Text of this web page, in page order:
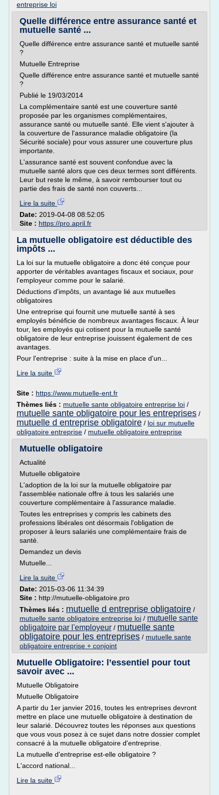
entreprise loi
Quelle différence entre assurance santé et
mutuelle santé ...
Quelle différence entre assurance santé et mutuelle santé
?
Mutuelle Entreprise
Quelle différence entre assurance santé et mutuelle santé
?
Publié le 19/03/2014
La complémentaire santé est une couverture santé
proposée par les organismes complémentaires,
assurance santé ou mutuelle santé. Elle vient s'ajouter à
la couverture de l'assurance maladie obligatoire (la
Sécurité sociale) pour vous assurer une couverture plus
importante.
L'assurance santé est souvent confondue avec la
mutuelle santé alors que ces deux termes sont différents.
Leur but reste le même, à savoir rembourser tout ou
partie des frais de santé non couverts...
Lire la suite
Date: 2019-04-08 08:52:05
Site : https://pro.april.fr
La mutuelle obligatoire est déductible des
impôts ...
La loi sur la mutuelle obligatoire a donc été conçue pour
apporter de véritables avantages fiscaux et sociaux, pour
l'employeur comme pour le salarié.
Déductions d'impôts, un avantage lié aux mutuelles
obligatoires
Une entreprise qui fournit une mutuelle santé à ses
employés bénéficie de nombreux avantages fiscaux. À leur
tour, les employés qui cotisent pour la mutuelle santé
obligatoire de leur entreprise jouissent également de ces
avantages.
Pour l'entreprise : suite à la mise en place d'un...
Lire la suite
Site : https://www.mutuelle-ent.fr
Thèmes liés : mutuelle sante obligatoire entreprise loi /
mutuelle sante obligatoire pour les entreprises /
mutuelle d entreprise obligatoire / loi sur mutuelle
obligatoire entreprise / mutuelle obligatoire entreprise
Mutuelle obligatoire
Actualité
Mutuelle obligatoire
L'adoption de la loi sur la mutuelle obligatoire par
l'assemblée nationale offre à tous les salariés une
couverture complémentaire à l'assurance maladie.
Toutes les entreprises y compris les cabinets des
professions libérales ont désormais l'obligation de
proposer à leurs salariés une complémentaire frais de
santé.
Demandez un devis
Mutuelle...
Lire la suite
Date: 2015-03-06 11:34:39
Site : http://mutuelle-obligatoire.pro
Thèmes liés : mutuelle d entreprise obligatoire /
mutuelle sante obligatoire entreprise loi / mutuelle sante
obligatoire par l'employeur / mutuelle sante
obligatoire pour les entreprises / mutuelle sante
obligatoire entreprise + conjoint
Mutuelle Obligatoire: l’essentiel pour tout
savoir avec ...
Mutuelle Obligatoire
Mutuelle Obligatoire
A partir du 1er janvier 2016, toutes les entreprises devront
mettre en place une mutuelle obligatoire à destination de
leur salarié. Découvrez toutes les réponses aux questions
que vous vous posez à ce sujet dans notre dossier complet
consacré à la mutuelle obligatoire d'entreprise.
La mutuelle d'entreprise est-elle obligatoire ?
L'accord national...
Lire la suite